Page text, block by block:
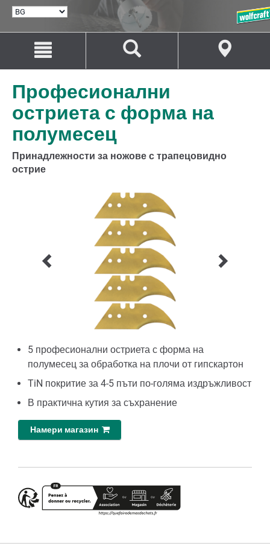
ИЗБИРАНЕ
ЕЗИК
Преминаване
съдържанието
Преминаване
навигацията
Професионални
остриета с форма на
полумесец
Принадлежности за ножове с трапецовидно
острие
5 професионални остриета с форма на
полумесец за обработка на плочи от гипскартон
TiN покритие за 4-5 пъти по-голяма издръжливост
В практична кутия за съхранение
Намери магазин